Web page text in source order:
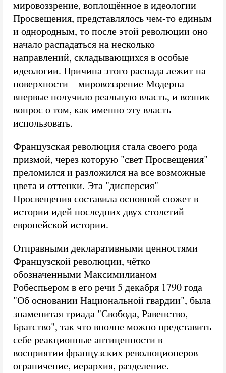
мировоззрение, воплощённое в идеологии
Просвещения, представлялось чем-то единым
и однородным, то после этой революции оно
начало распадаться на несколько
направлений, складывающихся в особые
идеологии. Причина этого распада лежит на
поверхности – мировоззрение Модерна
впервые получило реальную власть, и возник
вопрос о том, как именно эту власть
использовать.
Французская революция стала своего рода
призмой, через которую "свет Просвещения"
преломился и разложился на все возможные
цвета и оттенки. Эта "дисперсия"
Просвещения составила основной сюжет в
истории идей последних двух столетий
европейской истории.
Отправными декларативными ценностями
Французской революции, чётко
обозначенными Максимилианом
Робеспьером в его речи 5 декабря 1790 года
"Об основании Национальной гвардии", была
знаменитая триада "Свобода, Равенство,
Братство", так что вполне можно представить
себе реакционные антиценности в
восприятии французских революционеров –
ограничение, иерархия, разделение.